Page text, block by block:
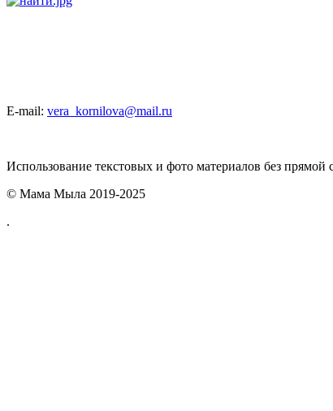
E-mail: vera_kornilova@mail.ru
Использование текстовых и фото материалов без
© Мама Мыла 2019-2025
.